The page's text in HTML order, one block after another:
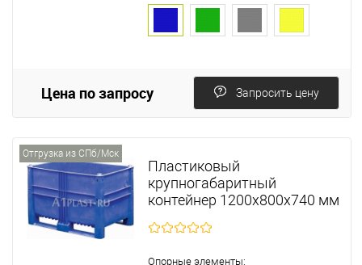
Цена по запросу Запросить цену
Отгрузка из СПб/Мск
Пластиковый
крупногабаритный
контейнер 1200х800х740 мм
Опорные элементы: